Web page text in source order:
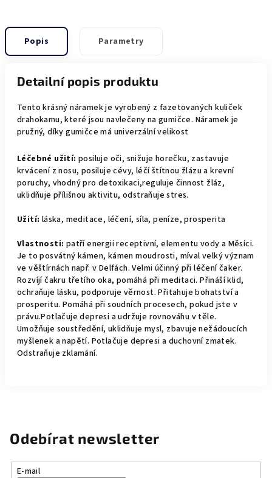
Popis Parametry
Detailní popis produktu
Tento krásný náramek je vyrobený z fazetovaných kuliček
drahokamu, které jsou navlečeny na gumičce. Náramek je
pružný, díky gumičce má univerzální velikost
Léčebné užití: posiluje oči, snižuje horečku, zastavuje
krvácení z nosu, posiluje cévy, léčí štítnou žlázu a krevní
poruchy, vhodný pro detoxikaci,reguluje činnost žláz,
uklidňuje přílišnou aktivitu, odstraňuje stres.
Užití: láska, meditace, léčení, síla, peníze, prosperita
Vlastnosti: patří energii receptivní, elementu vody a Měsíci.
Je to posvátný kámen, kámen moudrosti, míval velký význam
ve věštírnách např. v Delfách. Velmi účinný při léčení čaker.
Rozvíjí čakru třetího oka, pomáhá při meditaci. Přináší klid,
ochraňuje lásku, podporuje věrnost. Přitahuje bohatství a
prosperitu. Pomáhá při soudních procesech, pokud jste v
právu.Potlačuje depresi a udržuje rovnováhu v těle.
Umožňuje soustředění, uklidňuje mysl, zbavuje nežádoucích
myšlenek a napětí. Potlačuje depresi a duchovní zmatek.
Odstraňuje zklamání.
Odebírat newsletter
E-mail